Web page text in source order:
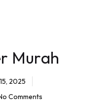
Murah
2025
Comments